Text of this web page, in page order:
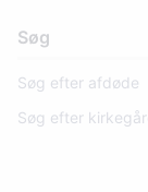
Søg
Søg efter afdøde
Søg efter